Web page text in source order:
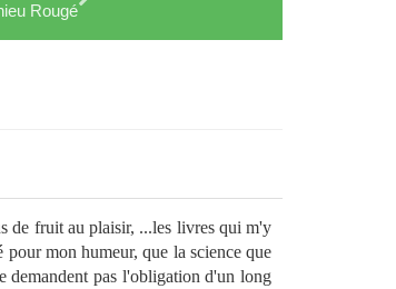
Rougé
de fruit au plaisir, ...les livres qui m'y
mon humeur, que la science que
demandent pas l'obligation d'un long